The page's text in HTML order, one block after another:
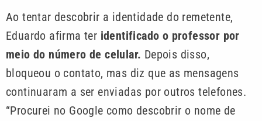
Ao tentar descobrir a identidade do remetente,
Eduardo afirma ter identificado o professor por
meio do número de celular. Depois disso,
bloqueou o contato, mas diz que as mensagens
continuaram a ser enviadas por outros telefones.
“Procurei no Google como descobrir o nome de